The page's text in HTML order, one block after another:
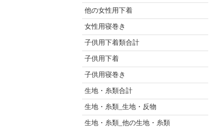
他の女性用下着
女性用寝巻き
子供用下着類合計
子供用下着
子供用寝巻き
生地・糸類合計
生地・糸類_生地・反物
生地・糸類_他の生地・糸類